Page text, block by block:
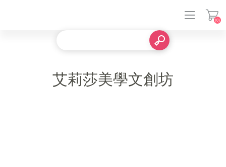
(0)
艾莉莎美學文創坊